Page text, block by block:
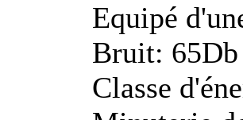
Equipé
Bruit:
Classe